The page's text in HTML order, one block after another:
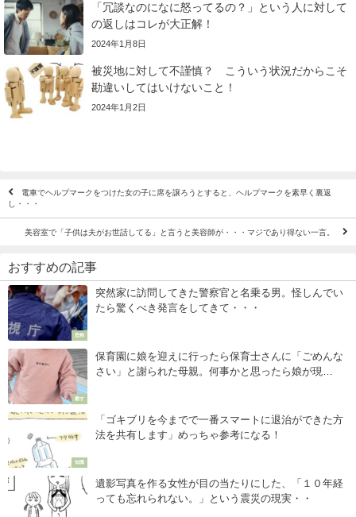
「冗談なのになに怒ってるの？」という人に対して
の返しはコレが大正解！
2024年1月8日
被災地に対して不謹慎？ こういう状況だからこそ
勘違いしてはいけないこと！
2024年1月2日
電車でヘルプマークをつけた女の子に席を譲ろうとすると、ヘルプマークを素早く裏返
し・・・
美容室で「子供は夫がお世話してる」と言うと美容師が・・・マジであり得ない一言。
おすすめの記事
恐怖
突然家に訪問してきた警察官と名乗る男。怪しんでい
たら驚くべき発言をしてきて・・・
癒す
保育園に娘を迎えに行ったら保育士さんに「ごめんな
さい」と謝られた母親。何事かと思ったら娘が現
知識
「ゴキブリを今までで一番スマートに退治ができた方
法を共有します」めっちゃ参考になる！
遺影写真を作る女性が目の当たりにした、「１０年経
っても忘れられない。」という震災の現実・・